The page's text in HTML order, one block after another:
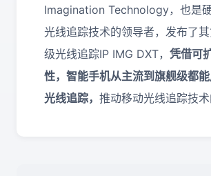
Imagination Technology，也是
光线追踪技术的领导者，发布了
级光线追踪IP IMG DXT， 凭借可
性，智能手机从主流到旗舰级都
光线追踪， 推动移动光线追踪技术